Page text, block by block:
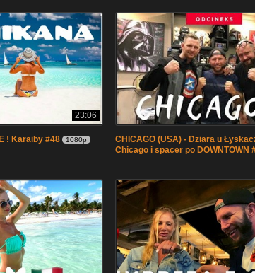
23:06
! Karaiby #48 1080p
CHICAGO (USA) - Dziara u
Chicago i spacer po DOWNTOWN